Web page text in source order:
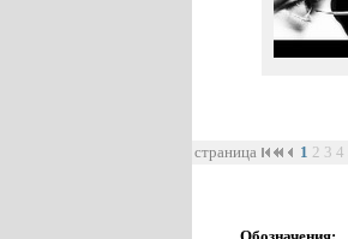
страница 1 2 3 4